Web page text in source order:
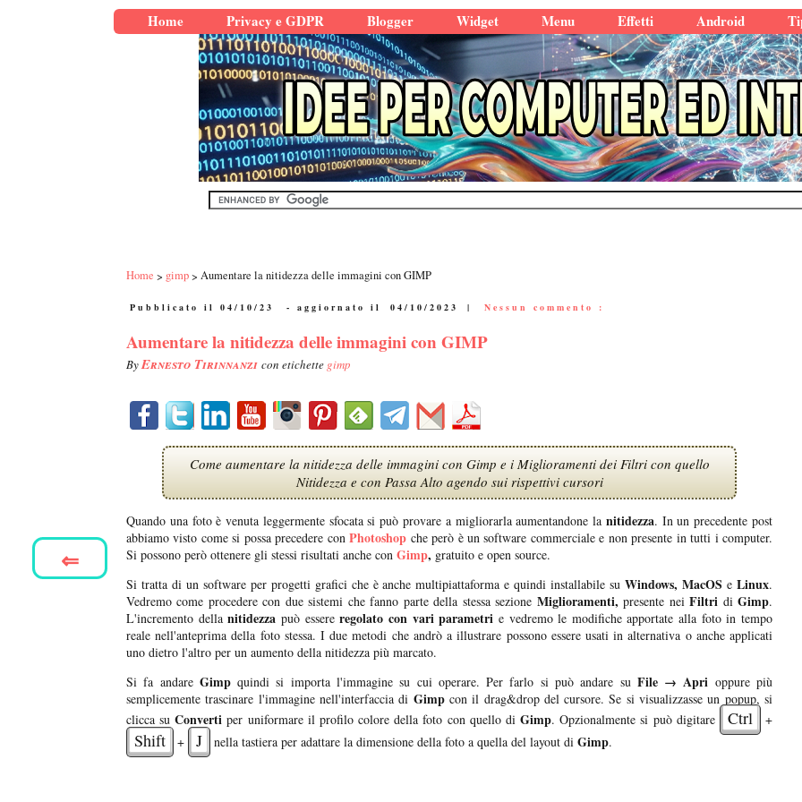
Home Privacy e GDPR Blogger Widget Menu Effetti Android
Home gimp Aumentare la nitidezza delle immagini con GIMP
Pubblicato il 04/10/23 - aggiornato il 04/10/2023 | Nessun commento :
Aumentare la nitidezza delle immagini con GIMP
ByErnesto Tirinnanzi con etichette gimp
Come aumentare la nitidezza delle immagini con Gimp e i Miglioramenti dei Filtri con quello
Nitidezza e con Passa Alto agendo sui rispettivi cursori
Quando una foto è venuta leggermente sfocata si può provare a migliorarla aumentandone la nitidezza. In un precedente post
abbiamo visto come si possa precedere con Photoshop che però è un software commerciale e non presente in tutti i computer.
Si possono però ottenere gli stessi risultati anche con Gimp, gratuito e open source.
Si tratta di un software per progetti grafici che è anche multipiattaforma e quindi installabile suWindows, MacOSeLinux.
Vedremo come procedere con due sistemi che fanno parte della stessa sezione Miglioramenti, presente neiFiltri diGimp.
L'incremento dellanitidezza può essereregolato con vari parametri e vedremo le modifiche apportate alla foto in tempo
reale nell'anteprima della foto stessa. I due metodi che andrò a illustrare possono essere usati in alternativa o anche applicati
uno dietro l'altro per un aumento della nitidezza più marcato.
Si fa andareGimpquindi si importa l'immagine su cui operare. Per farlo si può andare suFile → Apri oppure più
semplicemente trascinare l'immagine nell'interfaccia di Gimpcon il drag&drop del cursore. Se si visualizzasse un popup, si
clicca suConverti per uniformare il profilo colore della foto con quello diGimp. Opzionalmente si può digitare Ctrl +
Shift + J nella tastiera per adattare la dimensione della foto a quella del layout di Gimp.
⇐